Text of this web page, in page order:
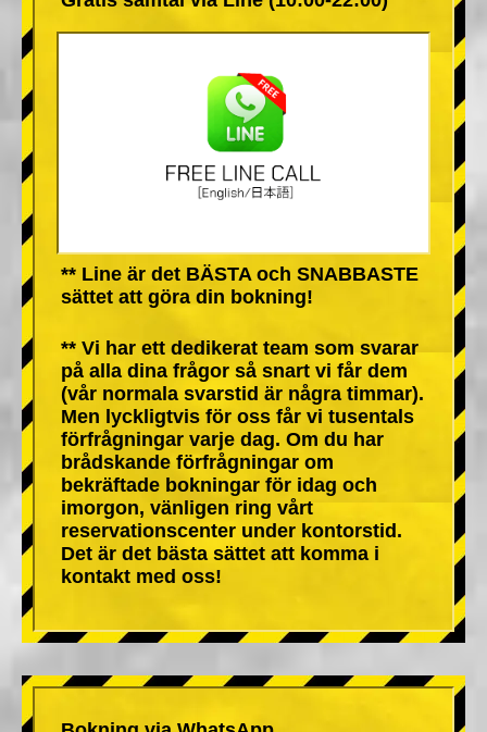
** Line är det BÄSTA och SNABBASTE
sättet att göra din bokning!
** Vi har ett dedikerat team som svarar
på alla dina frågor så snart vi får dem
(vår normala svarstid är några timmar).
Men lyckligtvis för oss får vi tusentals
förfrågningar varje dag. Om du har
brådskande förfrågningar om
bekräftade bokningar för idag och
imorgon, vänligen ring vårt
reservationscenter under kontorstid.
Det är det bästa sättet att komma i
kontakt med oss!